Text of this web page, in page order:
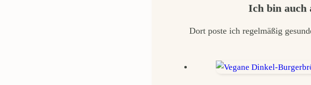
Ich bin auch
Dort poste ich regelmäßig